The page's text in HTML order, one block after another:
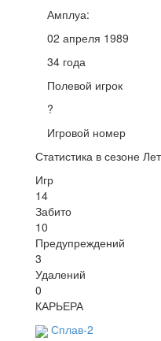
Амплуа:
02 апреля 1989
34 года
Полевой игрок
?
Игровой номер
Статистика в сезоне
Игр
14
Забито
10
Предупреждений
3
Удалений
0
КАРЬЕРА
Сплав-2